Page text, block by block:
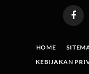
HOME
KEBIJAKAN